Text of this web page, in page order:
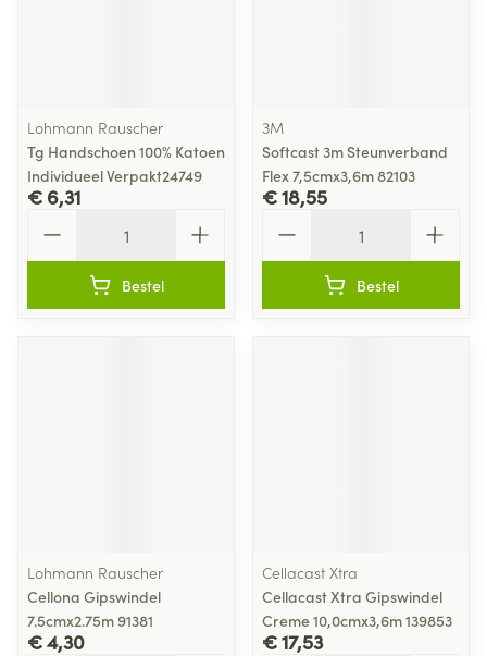
Lohmann Rauscher
Tg Handschoen 100% Katoen
Individueel Verpakt24749
€ 6,31
Bestel
3M
Softcast 3m Steunverband
Flex 7,5cmx3,6m 82103
€ 18,55
Bestel
Lohmann Rauscher
Cellona Gipswindel
7.5cmx2.75m 91381
€ 4,30
Cellacast Xtra
Cellacast Xtra Gipswindel
Creme 10,0cmx3,6m 139853
€ 17,53